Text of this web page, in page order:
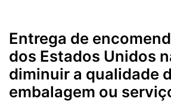
Entrega de
dos Estados Unidos
diminuir a qualidade
embalagem ou